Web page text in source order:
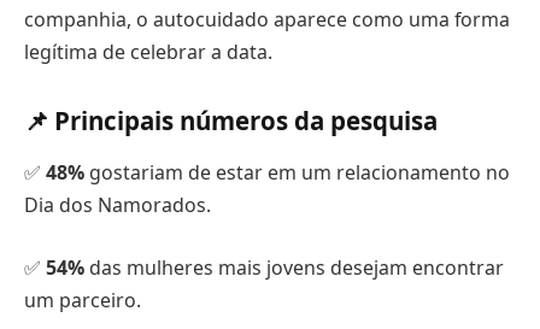
companhia, o autocuidado aparece como uma forma
legítima de celebrar a data.
📌 Principais números da pesquisa
✅ 48% gostariam de estar em um relacionamento no
Dia dos Namorados.
✅ 54% das mulheres mais jovens desejam encontrar
um parceiro.